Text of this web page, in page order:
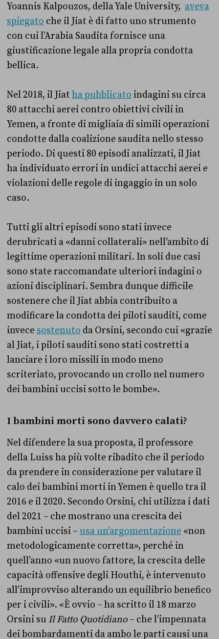
Yoannis Kalpouzos, della Yale University, aveva
spiegato che il Jiat è di fatto uno strumento
con cui l’Arabia Saudita fornisce una
giustificazione legale alla propria condotta
bellica.
Nel 2018, il Jiat ha pubblicato indagini su circa
80 attacchi aerei contro obiettivi civili in
Yemen, a fronte di migliaia di simili operazioni
condotte dalla coalizione saudita nello stesso
periodo. Di questi 80 episodi analizzati, il Jiat
ha individuato errori in undici attacchi aerei e
violazioni delle regole di ingaggio in un solo
caso.
Tutti gli altri episodi sono stati invece
derubricati a «danni collaterali» nell’ambito di
legittime operazioni militari. In soli due casi
sono state raccomandate ulteriori indagini o
azioni disciplinari. Sembra dunque difficile
sostenere che il Jiat abbia contribuito a
modificare la condotta dei piloti sauditi, come
invece sostenuto da Orsini, secondo cui «grazie
al Jiat, i piloti sauditi sono stati costretti a
lanciare i loro missili in modo meno
scriteriato, provocando un crollo nel numero
dei bambini uccisi sotto le bombe».
I bambini morti sono davvero calati?
Nel difendere la sua proposta, il professore
della Luiss ha più volte ribadito che il periodo
da prendere in considerazione per valutare il
calo dei bambini morti in Yemen è quello tra il
2016 e il 2020. Secondo Orsini, chi utilizza i dati
del 2021 – che mostrano una crescita dei
bambini uccisi – usa un’argomentazione «non
metodologicamente corretta», perché in
quell’anno «un nuovo fattore, la crescita delle
capacità offensive degli Houthi, è intervenuto
all’improvviso alterando un equilibrio benefico
per i civili». «È ovvio – ha scritto il 18 marzo
Orsini su Il Fatto Quotidiano – che l’impennata
dei bombardamenti da ambo le parti causi una